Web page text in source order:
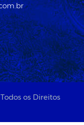
Todos os Direitos